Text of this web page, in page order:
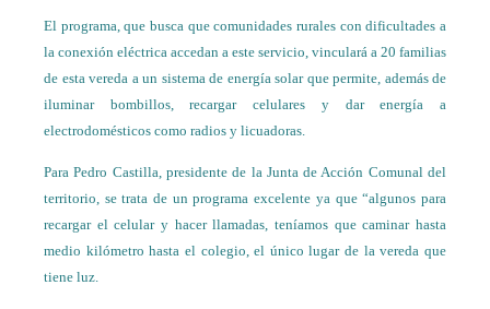
El programa, que busca que comunidades rurales con dificultades a
la conexión eléctrica accedan a este servicio, vinculará a 20 familias
de esta vereda a un sistema de energía solar que permite, además de
iluminar bombillos, recargar celulares y dar energía a
electrodomésticos como radios y licuadoras.
Para Pedro Castilla, presidente de la Junta de Acción Comunal del
territorio, se trata de un programa excelente ya que “algunos para
recargar el celular y hacer llamadas, teníamos que caminar hasta
medio kilómetro hasta el colegio, el único lugar de la vereda que
tiene luz.